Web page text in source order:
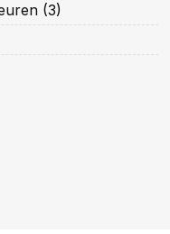
(3)